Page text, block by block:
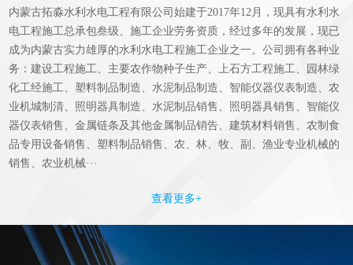
内蒙古拓淼水利水电工程有限公司始建于2017年12月，现具有水利水
电工程施工总承包叁级、施工企业劳务资质，经过多年的发展，现已
成为内蒙古实力雄厚的水利水电工程施工企业之一。公司拥有各种业
务：建设工程施工、主要农作物种子生产、上石方工程施工、园林绿
化工经施工、塑料制品制造、水泥制品制造、智能仪器仪表制造、农
业机城制清、照明器具制造、水泥制品销售、照明器具销售、智能仪
器仪表销售、金属链条及其他金属制品销告、建筑材料销售、农制食
品专用设备销售、塑料制品销售、农、林、牧、副、渔业专业机械的
销售、农业机械···
查看更多+